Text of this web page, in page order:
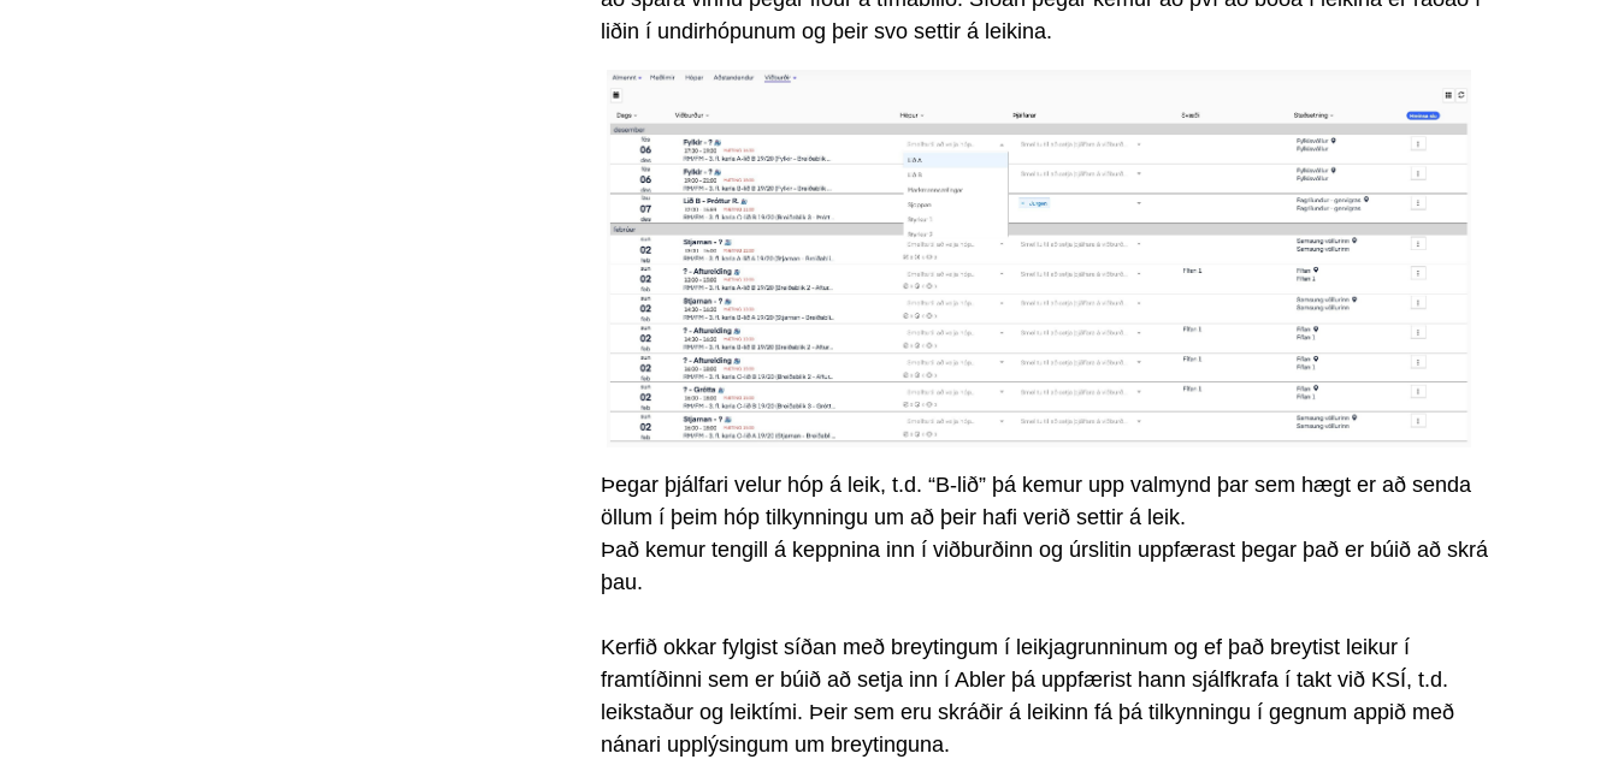
liðin í undirhópunum og þeir svo settir á leikina.
Þegar þjálfari velur hóp á leik, t.d. “B-lið” þá kemur upp valmynd þar sem hægt er að senda
öllum í þeim hóp tilkynningu um að þeir hafi verið settir á leik.
Það kemur tengill á keppnina inn í viðburðinn og úrslitin uppfærast þegar það er búið að skrá
þau.
Kerfið okkar fylgist síðan með breytingum í leikjagrunninum og ef það breytist leikur í
framtíðinni sem er búið að setja inn í Abler þá uppfærist hann sjálfkrafa í takt við KSÍ, t.d.
leikstaður og leiktími. Þeir sem eru skráðir á leikinn fá þá tilkynningu í gegnum appið með
nánari upplýsingum um breytinguna.